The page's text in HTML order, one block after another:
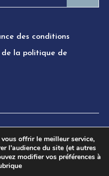
des conditions
la politique de
offrir le meilleur service,
l'audience du site (et autres
modifier vos préférences à